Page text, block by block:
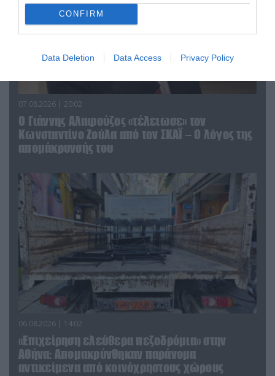
CONFIRM
Data Deletion Data Access Privacy Policy
07.08.2026 | 20:02
Ο Γιάννης Αλαφούζος «τέλειωσε» τον
Κωνσταντίνο Ζούλα από τον ΣΚΑΪ – Ο λόγος της
απομάκρυνσής του
06.08.2026 | 14:02
«Επιχείρηση ελεύθερα πεζοδρόμια» στην
Αθήνα: Απομακρύνθηκαν παράνομα
αντικείμενα από κοινόχρηστους χώρους